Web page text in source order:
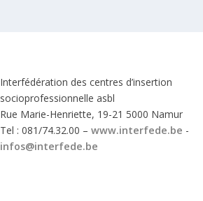
Interfédération des centres d’insertion
socioprofessionnelle asbl
Rue Marie-Henriette, 19-21 5000 Namur
Tel : 081/74.32.00 –www.interfede.be -
infos@interfede.be